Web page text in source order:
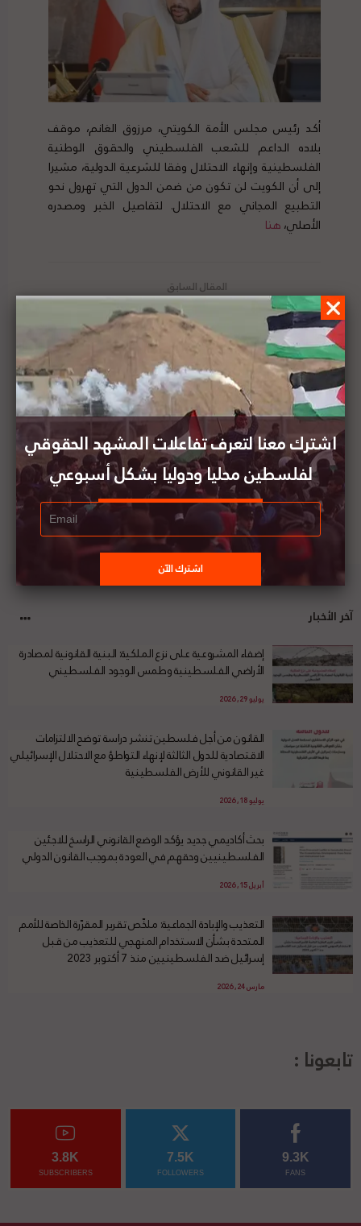
أكد رئيس مجلس الأمة الكويتي، مرزوق الغانم، موقف
بلاده الداعم للشعب الفلسطيني والحقوق الوطنية
الفلسطينية وإنهاء الاحتلال وفقا للشرعية الدولية، مشيرا
إلى أن الكويت لن تكون من ضمن الدول التي تهرول نحو
التطبيع المجاني مع الاحتلال. لتفاصيل الخبر ومصدره
الأصلي،هنا
نقابة الصحفيين الفلسطينيين: سجّلنا 490 انتهاكا
إسرائيليا بحق الصحفيين في العام 2020
19 يناير/كانون الثاني: قرار أممي حول فلسطين صدر
في مثل هذا اليوم
آخر الأخبار
إضفاء المشروعية على نزع الملكية: البنية القانونية لمصادرة
الأراضي الفلسطينية وطمس الوجود الفلسطيني
يوليو 29, 2026
القانون من أجل فلسطين تنشر دراسة توضح الالتزامات
الاقتصادية للدول الثالثة لإنهاء التواطؤ مع الاحتلال الإسرائيلي
غير القانوني للأرض الفلسطينية
يوليو 18, 2026
بحث أكاديمي جديد يؤكد الوضع القانوني الراسخ للاجئين
الفلسطينيين وحقهم في العودة بموجب القانون الدولي
أبريل 15, 2026
التعذيب والإبادة الجماعية: ملخّص تقرير المقرّرة الخاصة للأمم
المتحدة بشأن الاستخدام المنهجي للتعذيب من قبل
إسرائيل ضد الفلسطينيين منذ 7 أكتوبر 2023
مارس 24, 2026
تابعونا :
9.3K
FANS
7.5K
FOLLOWERS
3.8K
SUBSCRIBERS
اشترك معنا لتعرف تفاعلات المشهد الحقوقي
لفلسطين محليا ودوليا بشكل أسبوعي